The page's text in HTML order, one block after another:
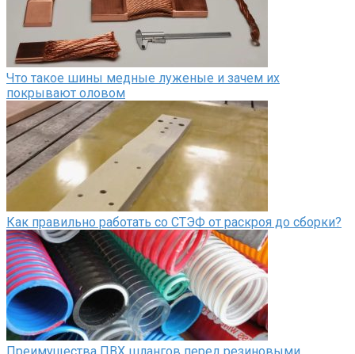
Что такое шины медные луженые и зачем их
покрывают оловом
Как правильно работать со СТЭФ от раскроя до сборки?